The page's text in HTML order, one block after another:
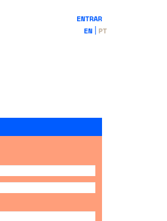
ENTRAR
EN
PT